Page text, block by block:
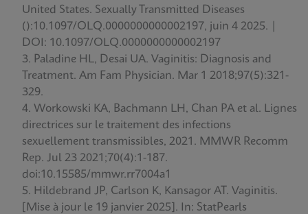
United States. Sexually Transmitted Diseases
():10.1097/OLQ.0000000000002197, juin 4 2025. |
DOI: 10.1097/OLQ.0000000000002197
Paladine HL, Desai UA. Vaginitis: Diagnosis and
Treatment. Am Fam Physician. Mar 1 2018;97(5):321-
329.
Workowski KA, Bachmann LH, Chan PA et al. Lignes
directrices sur le traitement des infections
sexuellement transmissibles, 2021. MMWR Recomm
Rep. Jul 23 2021;70(4):1-187.
doi:10.15585/mmwr.rr7004a1
Hildebrand JP, Carlson K, Kansagor AT. Vaginitis.
[Mise à jour le 19 janvier 2025]. In: StatPearls